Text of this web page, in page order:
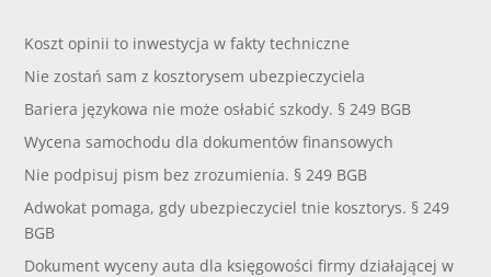
Koszt opinii to inwestycja w fakty techniczne
Nie zostań sam z kosztorysem ubezpieczyciela
Bariera językowa nie może osłabić szkody. § 249 BGB
Wycena samochodu dla dokumentów finansowych
Nie podpisuj pism bez zrozumienia. § 249 BGB
Adwokat pomaga, gdy ubezpieczyciel tnie kosztorys. § 249
BGB
Dokument wyceny auta dla księgowości firmy działającej w